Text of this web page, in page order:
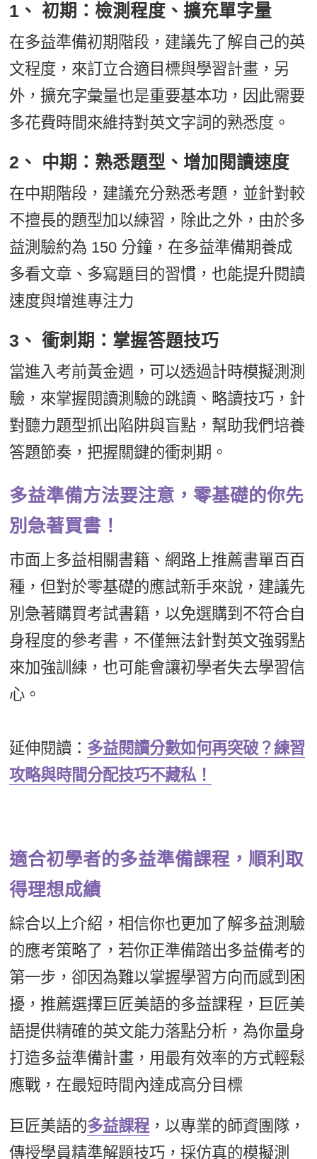
1、 初期：檢測程度、擴充單字量
在多益準備初期階段，建議先了解自己的英
文程度，來訂立合適目標與學習計畫，另
外，擴充字彙量也是重要基本功，因此需要
多花費時間來維持對英文字詞的熟悉度。
2、 中期：熟悉題型、增加閱讀速度
在中期階段，建議充分熟悉考題，並針對較
不擅長的題型加以練習，除此之外，由於多
益測驗約為 150 分鐘，在多益準備期養成
多看文章、多寫題目的習慣，也能提升閱讀
速度與增進專注力
3、 衝刺期：掌握答題技巧
當進入考前黃金週，可以透過計時模擬測測
驗，來掌握閱讀測驗的跳讀、略讀技巧，針
對聽力題型抓出陷阱與盲點，幫助我們培養
答題節奏，把握關鍵的衝刺期。
多益準備方法要注意，零基礎的你先
別急著買書！
市面上多益相關書籍、網路上推薦書單百百
種，但對於零基礎的應試新手來說，建議先
別急著購買考試書籍，以免選購到不符合自
身程度的參考書，不僅無法針對英文強弱點
來加強訓練，也可能會讓初學者失去學習信
心。
延伸閱讀： 多益閱讀分數如何再突破？練習
攻略與時間分配技巧不藏私！
適合初學者的多益準備課程，順利取
得理想成績
綜合以上介紹，相信你也更加了解多益測驗
的應考策略了，若你正準備踏出多益備考的
第一步，卻因為難以掌握學習方向而感到困
擾，推薦選擇巨匠美語的多益課程，巨匠美
語提供精確的英文能力落點分析，為你量身
打造多益準備計畫，用最有效率的方式輕鬆
應戰，在最短時間內達成高分目標
巨匠美語的多益課程 ，以專業的師資團隊，
傳授學員精準解題技巧，採仿真的模擬測